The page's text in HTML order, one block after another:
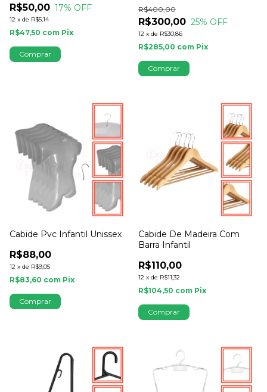
R$50,00 17% OFF
12 x de R$5,14
R$47,50 com Pix
Comprar
R$300,00
R$400,00
25% OFF
12 x de R$30,86
R$285,00 com Pix
Comprar
Cabide Pvc Infantil Unissex
R$88,00
12 x de R$9,05
R$83,60 com Pix
Comprar
Cabide De Madeira Com
Barra Infantil
R$110,00
12 x de R$11,32
R$104,50 com Pix
Comprar